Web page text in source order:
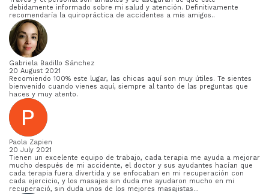
debidamente informado sobre mi salud y atención. Definitivamente
recomendaría la quiropráctica de accidentes a mis amigos..
Gabriela Badillo Sánchez
20 August 2021
Recomiendo 100% este lugar, las chicas aquí son muy útiles. Te sientes
bienvenido cuando vienes aquí, siempre al tanto de las preguntas que
haces y muy atento.
Paola Zapien
20 July 2021
Tienen un excelente equipo de trabajo, cada terapia me ayuda a mejorar
mucho después de mi accidente, el doctor y sus ayudantes hacían que
cada terapia fuera divertida y se enfocaban en mi recuperación con
cada ejercicio, y los masajes sin duda me ayudaron mucho en mi
recuperació, sin duda unos de los mejores masajistas…